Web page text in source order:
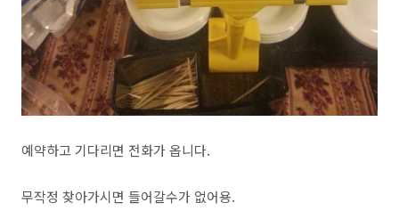
예약하고 기다리면 전화가 옵니다.
무작정 찾아가시면 들어갈수가 없어용.